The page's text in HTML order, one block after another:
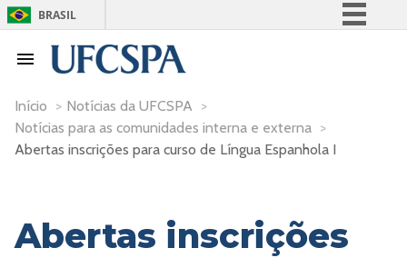
BRASIL
Acesso à informação
Legislação
Início > Notícias da UFCSPA >
Notícias para as comunidades interna e externa >
Abertas inscrições para curso de Língua Espanhola I
Abertas inscrições